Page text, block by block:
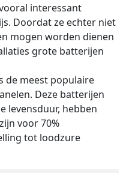
interessant
Doordat ze echter niet
mogen worden dienen
grote batterijen
de meest populaire
Deze batterijen
levensduur, hebben
voor 70%
tot loodzure